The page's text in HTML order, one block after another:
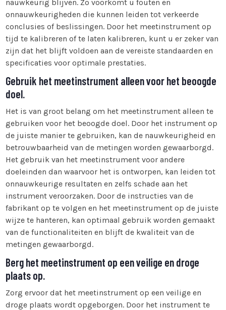
nauwkeurig blijven. Zo voorkomt u fouten en
onnauwkeurigheden die kunnen leiden tot verkeerde
conclusies of beslissingen. Door het meetinstrument op
tijd te kalibreren of te laten kalibreren, kunt u er zeker van
zijn dat het blijft voldoen aan de vereiste standaarden en
specificaties voor optimale prestaties.
Gebruik het meetinstrument alleen voor het beoogde
doel.
Het is van groot belang om het meetinstrument alleen te
gebruiken voor het beoogde doel. Door het instrument op
de juiste manier te gebruiken, kan de nauwkeurigheid en
betrouwbaarheid van de metingen worden gewaarborgd.
Het gebruik van het meetinstrument voor andere
doeleinden dan waarvoor het is ontworpen, kan leiden tot
onnauwkeurige resultaten en zelfs schade aan het
instrument veroorzaken. Door de instructies van de
fabrikant op te volgen en het meetinstrument op de juiste
wijze te hanteren, kan optimaal gebruik worden gemaakt
van de functionaliteiten en blijft de kwaliteit van de
metingen gewaarborgd.
Berg het meetinstrument op een veilige en droge
plaats op.
Zorg ervoor dat het meetinstrument op een veilige en
droge plaats wordt opgeborgen. Door het instrument te